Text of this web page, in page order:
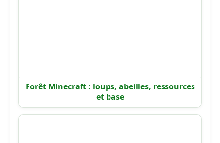
Forêt Minecraft : loups, abeilles, ressources
et base